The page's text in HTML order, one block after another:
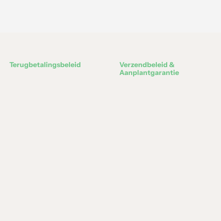
Terugbetalingsbeleid
Verzendbeleid &
Aanplantgarantie